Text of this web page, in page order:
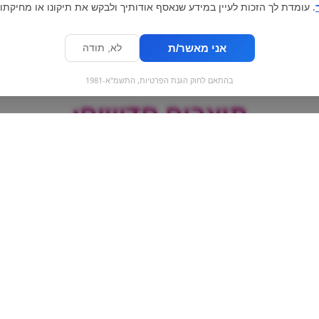
מוצרים חדשים:
. עומדת לך הזכות לעיין במידע שנאסף אודותיך ולבקש את תיקונו או
אני מאשר/ת לא, תודה
בהתאם לחוק הגנת הפרטיות, התשמ"א-1981